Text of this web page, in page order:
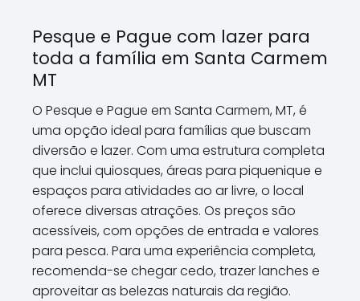
Pesque e Pague com lazer para
toda a família em Santa Carmem
MT
O Pesque e Pague em Santa Carmem, MT, é
uma opção ideal para famílias que buscam
diversão e lazer. Com uma estrutura completa
que inclui quiosques, áreas para piquenique e
espaços para atividades ao ar livre, o local
oferece diversas atrações. Os preços são
acessíveis, com opções de entrada e valores
para pesca. Para uma experiência completa,
recomenda-se chegar cedo, trazer lanches e
aproveitar as belezas naturais da região.